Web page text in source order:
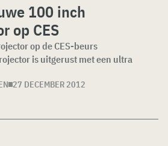
100 inch
op CES
op de CES-beurs
is uitgerust met een ultra
27 DECEMBER 2012